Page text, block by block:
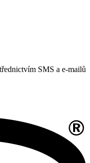
SMS a e-mailů